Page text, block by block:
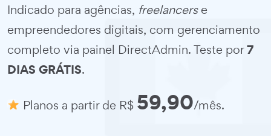
Indicado para agências, freelancerse
empreendedores digitais, com gerenciamento
completo via painel DirectAdmin. Teste por7
DIAS GRÁTIS.
Planos a partir de R$ 59,90/mês.